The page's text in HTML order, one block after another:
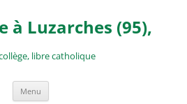
à Luzarches (95),
libre catholique
Menu